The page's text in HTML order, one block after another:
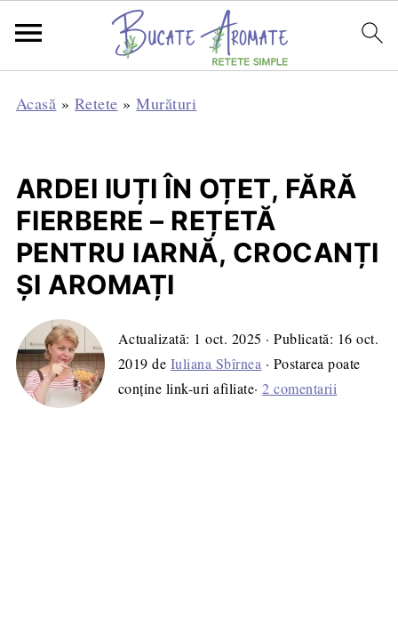
Acasă » Retete »Murături
ARDEI IUȚI ÎN OȚET, FĂRĂ
FIERBERE – REȚETĂ
PENTRU IARNĂ, CROCANȚI
ȘI AROMAȚI
Actualizată: 1 oct. 2025 · Publicată: 16 oct.
2019 de Iuliana Sbîrnea · Postarea poate
conține link-uri afiliate·2 comentarii